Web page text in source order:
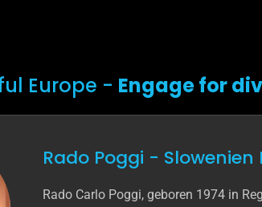
Europe - Engage for
Rado Poggi -
Rado Carlo Poggi, geboren 1974 in